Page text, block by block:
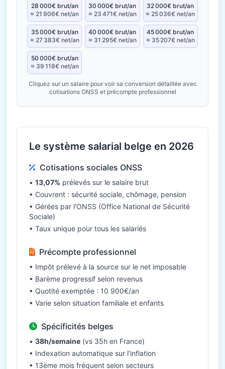
28 000€ brut/an
≈ 21 906€ net/an
30 000€ brut/an
≈ 23 471€ net/an
32 000€ brut/an
≈ 25 036€ net/an
35 000€ brut/an
≈ 27 383€ net/an
40 000€ brut/an
≈ 31 295€ net/an
45 000€ brut/an
≈ 35 207€ net/an
50 000€ brut/an
≈ 39 118€ net/an
Cliquez sur un salaire pour voir sa conversion détaillée avec
cotisations ONSS et précompte professionnel
Le système salarial belge en 2026
Cotisations sociales ONSS
• 13,07% prélevés sur le salaire brut
• Couvrent : sécurité sociale, chômage, pension
• Gérées par l'ONSS (Office National de Sécurité
Sociale)
• Taux unique pour tous les salariés
Précompte professionnel
• Impôt prélevé à la source sur le net imposable
• Barème progressif selon revenus
• Quotité exemptée : 10 900€/an
• Varie selon situation familiale et enfants
Spécificités belges
• 38h/semaine (vs 35h en France)
• Indexation automatique sur l'inflation
• 13ème mois fréquent selon secteurs